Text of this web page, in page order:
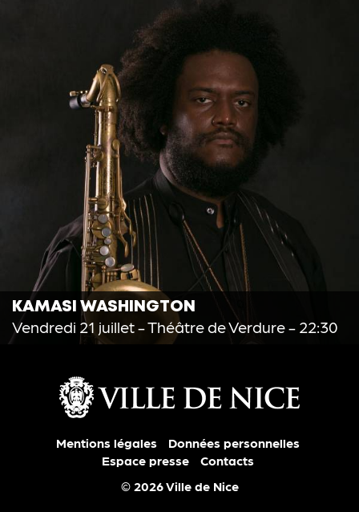
KAMASI WASHINGTON
Vendredi 21 juillet- Théâtre de Verdure - 22:30
Mentions légales
Données personnelles
Espace presse
Contacts
© 2026 Ville de Nice